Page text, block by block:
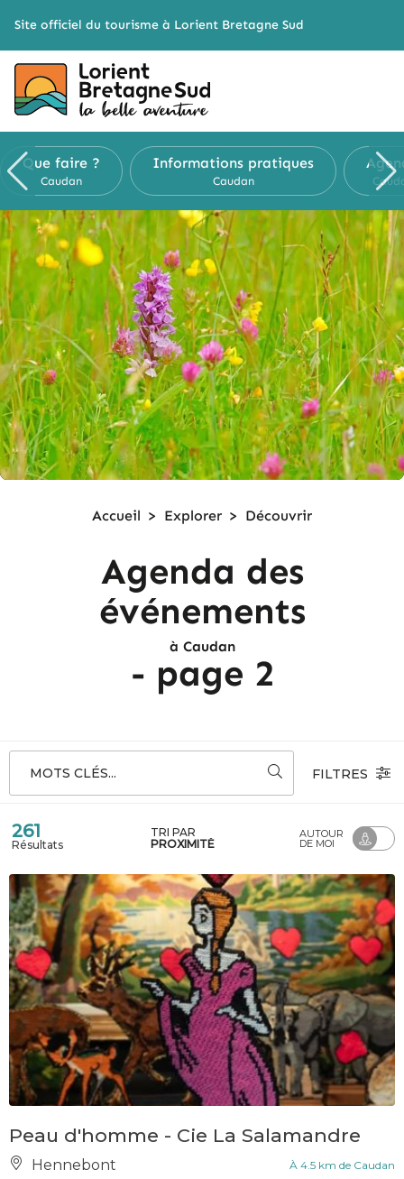
Site officiel du tourisme à Lorient Bretagne Sud
Que faire ?
Caudan
Informations pratiques
Caudan
Accueil > Explorer > Découvrir
Agenda des
événements
à Caudan
- page 2
MOTS CLÉS... FILTRES
261
Résultats
TRI PAR
PROXIMITÉ
AUTOUR
DE MOI
Peau d'homme - Cie La Salamandre
Hennebont À 4.5 km de Caudan